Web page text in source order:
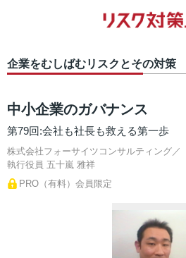
企業をむしばむリスクとその対策
中小企業のガバナンス
第79回:会社も社長も救える第一歩
株式会社フォーサイツコンサルティング／
執行役員 五十嵐 雅祥
PRO（有料）会員限定